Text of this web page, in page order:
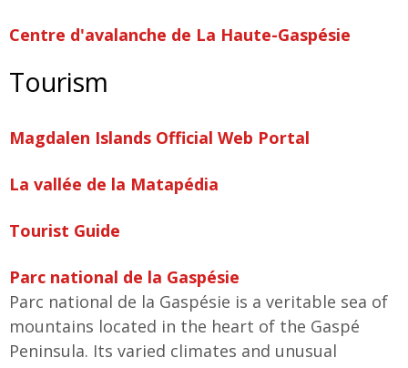
Centre d'avalanche de La Haute-Gaspésie
Tourism
Magdalen Islands Official Web Portal
La vallée de la Matapédia
Tourist Guide
Parc national de la Gaspésie
Parc national de la Gaspésie is a veritable sea of
mountains located in the heart of the Gaspé
Peninsula. Its varied climates and unusual